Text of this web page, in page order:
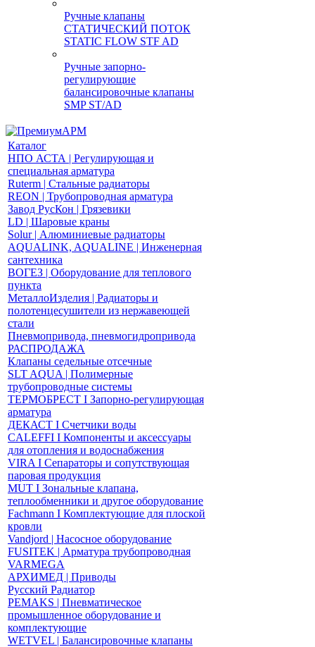
Ручные клапаны
СТАТИЧЕСКИЙ ПОТОК
STATIC FLOW STF AD
Ручные запорно-
регулирующие
балансировочные клапаны
SMP ST/AD
Каталог
НПО АСТА | Регулирующая и
специальная арматура
Ruterm | Стальные радиаторы
REON | Трубопроводная арматура
Завод РусКон | Грязевики
LD | Шаровые краны
Solur | Алюминиевые радиаторы
AQUALINK, AQUALINE | Инженерная
сантехника
ВОГЕЗ | Оборудование для теплового
пункта
МеталлоИзделия | Радиаторы и
полотенцесушители из нержавеющей
стали
Пневмопривода, пневмогидропривода
РАСПРОДАЖА
Клапаны седельные отсечные
SLT AQUA | Полимерные
трубопроводные системы
ТЕРМОБРЕСТ І Запорно-регулирующая
арматура
ДЕКАСТ І Счетчики воды
CALEFFI І Компоненты и аксессуары
для отопления и водоснабжения
VIRA І Сепараторы и сопутствующая
паровая продукция
MUT І Зональные клапана,
теплообменники и другое оборудование
Fachmann І Комплектующие для плоской
кровли
Vandjord | Насосное оборудование
FUSITEK | Арматура трубопроводная
VARMEGA
АРХИМЕД | Приводы
Русский Радиатор
PEMAKS | Пневматическое
промышленное оборудование и
комплектующие
WETVEL | Балансировочные клапаны